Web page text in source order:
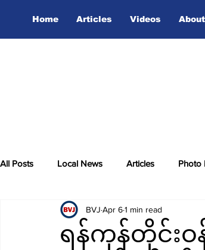
Home Articles Videos
All Posts Local News Articles Photo
Video
ရန်ကုန်တိုင်းဝ
BVJ Apr 61 min read